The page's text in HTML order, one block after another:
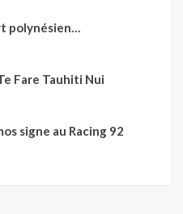
polynésien…
Fare Tauhiti Nui
signe au Racing 92